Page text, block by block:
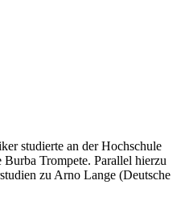
studierte an der Hochschule
Trompete. Parallel hierzu
zu Arno Lange (Deutsche